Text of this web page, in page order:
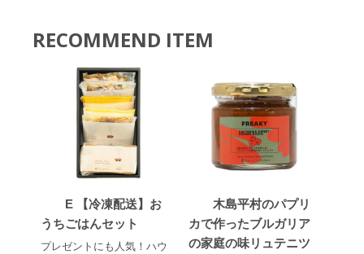
RECOMMEND ITEM
E 【冷凍配送】お
うちごはんセット
プレゼントにも人気！ハウ
木島平村のパプリ
カで作ったブルガリア
の家庭の味リュテニツ